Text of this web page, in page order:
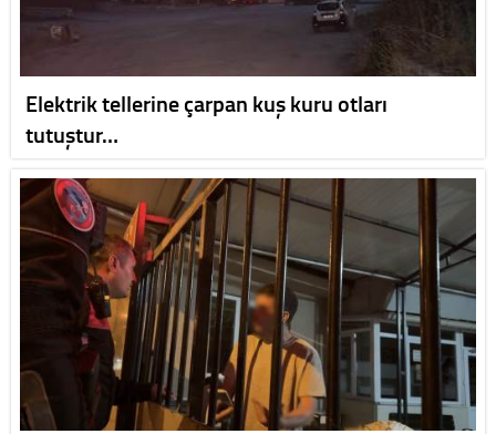
Elektrik tellerine çarpan kuş kuru otları
tutuştur…